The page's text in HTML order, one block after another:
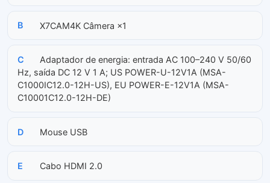
B X7CAM4K Câmera ×1
C
Adaptador de energia: entrada AC 100–240 V 50/60
Hz, saída DC 12 V 1 A; US POWER-U-12V1A (MSA-
C1000IC12.0-12H-US), EU POWER-E-12V1A (MSA-
C10001C12.0-12H-DE)
D Mouse USB
E Cabo HDMI 2.0